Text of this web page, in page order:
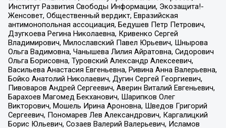
Институт Развития Свободы Информации, Экозащита!-
Женсовет, Общественный вердикт, Евразийская
антимонопольная ассоциация, Бедушев Петр Петрович,
Дзугкоева Регина Николаевна, Кривенко Сергей
Владимирович, Милославский Павел Юрьевич, Шнырова
Ольга Вадимовна, Чанышева Лилия Айратовна, Сидорович
Ольга Борисовна, Туровский Александр Алексеевич,
Васильева Анастасия Евгеньевна, Ривина Анна Валерьевна,
Бойко Анатолий Николаевич, Дугин Сергей Георгиевич,
Пивоваров Андрей Сергеевич, Аверин Виталий Евгеньевич,
Барахоев Магомед Бекханович, Шарипков Олег
Викторович, Мошель Ирина Ароновна, Шведов Григорий
Сергеевич, Пономарев Лев Александрович, Каргалицкий
Борис Юльевич, Созаев Валерий Валерьевич, Исламов